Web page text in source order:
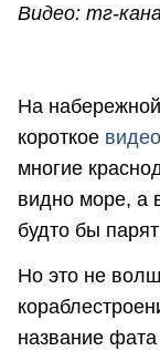
Видео: тг-
На
короткое видео
многие
видно море, а
будто бы
Но это не
название